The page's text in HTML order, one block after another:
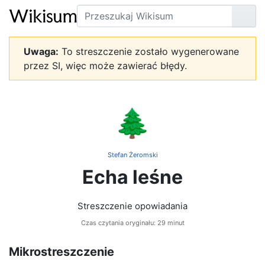
Szukaj
Uwaga: To streszczenie zostało wygenerowane
przez SI, więc może zawierać błędy.
🌲
Stefan Żeromski
Echa leśne
Streszczenie opowiadania
Czas czytania oryginału: 29 minut
Mikrostreszczenie